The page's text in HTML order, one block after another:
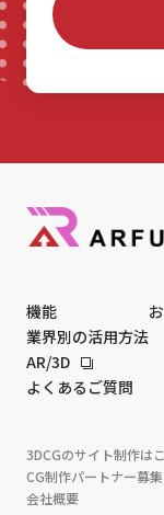
機能
業界別の活用方法
AR/3D
よくあるご質問
3DCGのサイト制作は
CG制作パートナー募集
会社概要